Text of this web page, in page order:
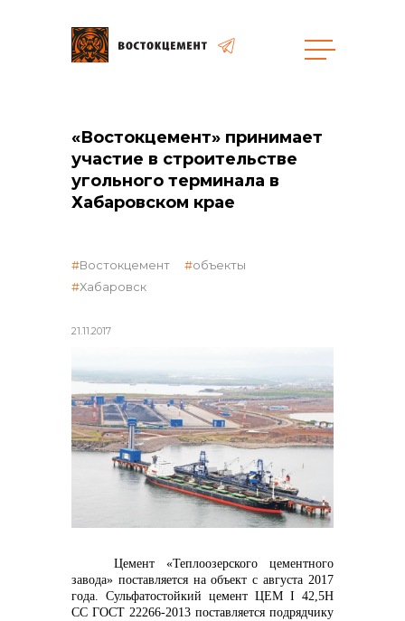
Объекты
общая информация
объявленные закупки
реализация неликвидов
контакты отдела закупок
«Востокцемент» принимает
участие в строительстве
угольного терминала в
Хабаровском крае
21.11.2017
Востокцемент
объекты
Хабаровск
Цемент «Теплоозерского цементного
завода» поставляется на объект с августа 2017
года. Сульфатостойкий цемент ЦЕМ I 42,5Н
СС ГОСТ 22266-2013 поставляется подрядчику